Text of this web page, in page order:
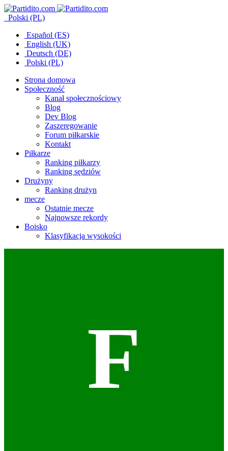
Polski (PL)
Español (ES)
English (UK)
Deutsch (DE)
Polski (PL)
Strona domowa
Społeczność
Kanał społecznościowy
Blog
Dev Blog
Zaszeregowanie
Forum piłkarskie
Kontakt
Piłkarze
Ranking piłkarzy
Ranking sędziów
Drużyny
Ranking drużyn
mecze
Ostatnie mecze
Najnowsze rekordy
Boisko
Klasyfikacja wysokości
F